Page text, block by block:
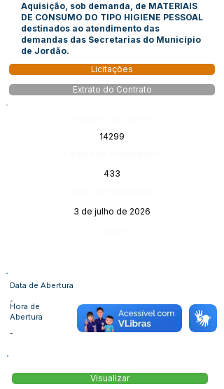
Aquisição, sob demanda, de MATERIAIS
DE CONSUMO DO TIPO HIGIENE PESSOAL
destinados ao atendimento das
demandas das Secretarias do Município
de Jordão.
Licitações
Extrato do Contrato
14299
433
3 de julho de 2026
Data de Abertura
-
Hora de
Abertura
-
Visualizar